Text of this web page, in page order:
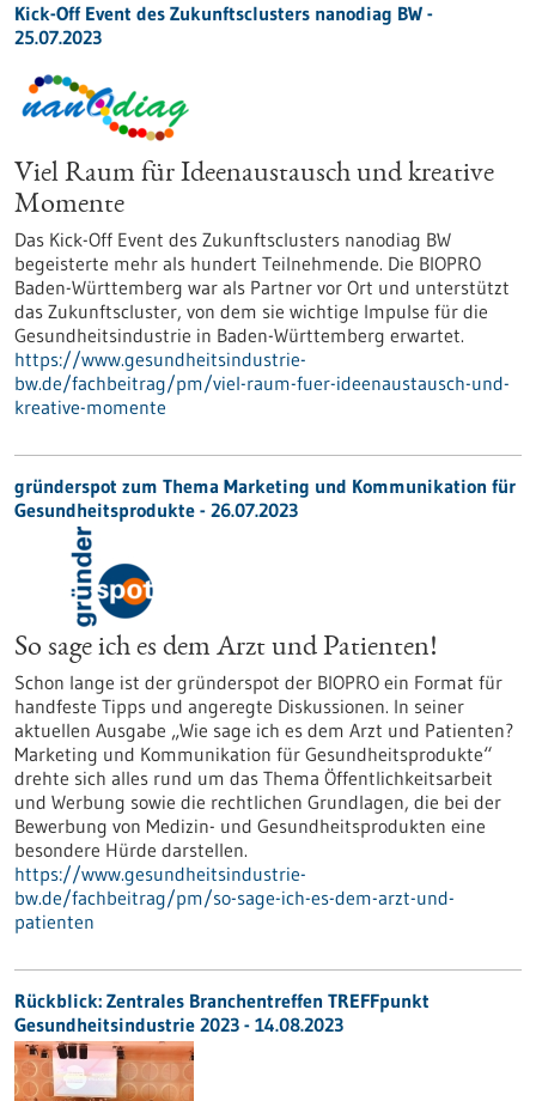
Kick-Off Event des Zukunftsclusters nanodiag BW -
25.07.2023
Viel Raum für Ideenaustausch und kreative
Momente
Das Kick-Off Event des Zukunftsclusters nanodiag BW
begeisterte mehr als hundert Teilnehmende. Die BIOPRO
Baden-Württemberg war als Partner vor Ort und unterstützt
das Zukunftscluster, von dem sie wichtige Impulse für die
Gesundheitsindustrie in Baden-Württemberg erwartet.
https://www.gesundheitsindustrie-
bw.de/fachbeitrag/pm/viel-raum-fuer-ideenaustausch-und-
kreative-momente
gründerspot zum Thema Marketing und Kommunikation für
Gesundheitsprodukte - 26.07.2023
So sage ich es dem Arzt und Patienten!
Schon lange ist der gründerspot der BIOPRO ein Format für
handfeste Tipps und angeregte Diskussionen. In seiner
aktuellen Ausgabe „Wie sage ich es dem Arzt und Patienten?
Marketing und Kommunikation für Gesundheitsprodukte“
drehte sich alles rund um das Thema Öffentlichkeitsarbeit
und Werbung sowie die rechtlichen Grundlagen, die bei der
Bewerbung von Medizin- und Gesundheitsprodukten eine
besondere Hürde darstellen.
https://www.gesundheitsindustrie-
bw.de/fachbeitrag/pm/so-sage-ich-es-dem-arzt-und-
patienten
Rückblick: Zentrales Branchentreffen TREFFpunkt
Gesundheitsindustrie 2023 - 14.08.2023